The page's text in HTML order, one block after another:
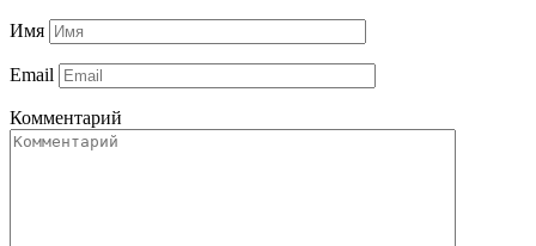
Имя
Email
Комментарий